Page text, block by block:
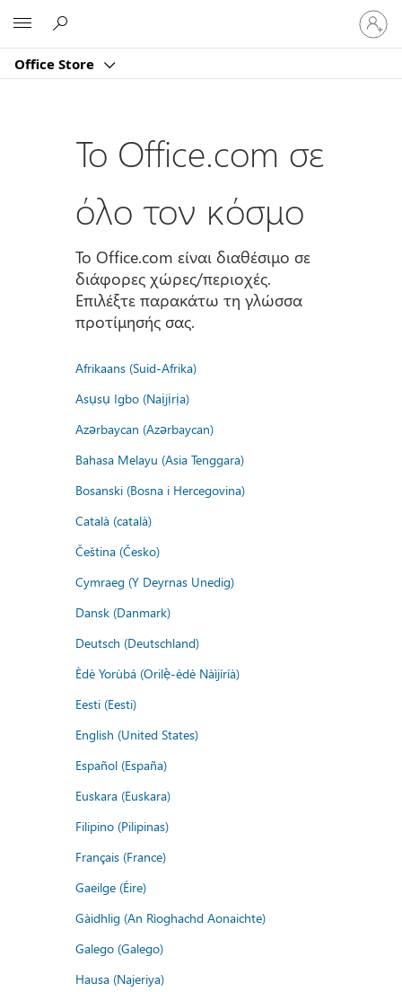
Office Store
Είσοδος
στον
Το Office.com σε
όλο τον κόσμο
Το Office.com είναι διαθέσιμο σε
διάφορες χώρες/περιοχές.
Επιλέξτε παρακάτω τη γλώσσα
προτίμησής σας.
Afrikaans (Suid-Afrika)
Asụsụ Igbo (Naịjịrịa)
Azərbaycan (Azərbaycan)
Bahasa Melayu (Asia Tenggara)
Bosanski (Bosna i Hercegovina)
Català (català)
Čeština (Česko)
Cymraeg (Y Deyrnas Unedig)
Dansk (Danmark)
Deutsch (Deutschland)
Èdè Yorùbá (Orilẹ̀-èdè Nàìjíríà)
Eesti (Eesti)
English (United States)
Español (España)
Euskara (Euskara)
Filipino (Pilipinas)
Français (France)
Gaeilge (Éire)
Gàidhlig (An Rìoghachd Aonaichte)
Galego (Galego)
Hausa (Najeriya)